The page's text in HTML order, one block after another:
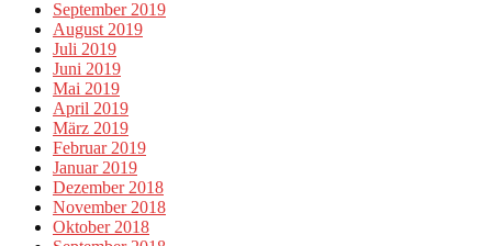
September 2019
August 2019
Juli 2019
Juni 2019
Mai 2019
April 2019
März 2019
Februar 2019
Januar 2019
Dezember 2018
November 2018
Oktober 2018